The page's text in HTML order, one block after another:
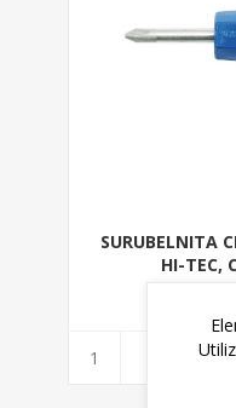
SURUBELNITA
HI-TEC,